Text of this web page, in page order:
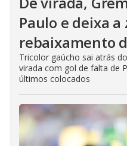
Paulo e deixa a
rebaixamento
Tricolor gaúcho sai atrás
virada com gol de falta de
últimos colocados